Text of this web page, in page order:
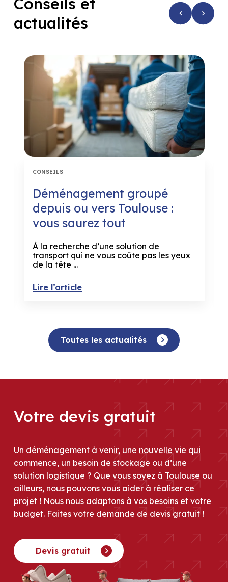
actualités
CONSEILS
Déménagement groupé
depuis ou vers Toulouse :
vous saurez tout
À la recherche d’une solution de
transport qui ne vous coûte pas les yeux
de la tête ...
Lire l’article
Toutes les actualités
Votre devis gratuit
Un déménagement à venir, une nouvelle vie qui
commence, un besoin de stockage ou d’une
solution logistique ? Que vous soyez à Toulouse ou
ailleurs, nous pouvons vous aider à réaliser ce
projet ! Nous nous adaptons à vos besoins et votre
budget. Faites votre demande de devis gratuit !
Devis gratuit